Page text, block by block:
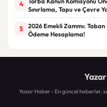
4
Sınırlama, Tapu ve Çevre
5
2026 Emekli Zammı:
Ödeme Hesaplama!
Yazar Haber - En güncel haberler,